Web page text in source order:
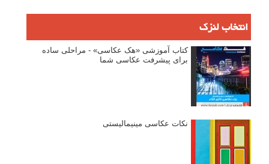
انتخاب لنزک
کتاب آموزشی «هک عکاسی» - مراحلی ساده
برای پیشرفت عکاسی شما
نکات عکاسی مینیمالیستی